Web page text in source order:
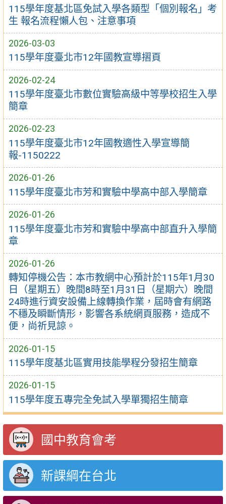
115學年度基北區免試入學各類型「個別報名」考
生 報名流程懶人包、注意事項
2026-03-03
115學年度臺北市12年國教宣導摺頁
2026-02-24
115學年度臺北市數位實驗高級中等學校招生入學
簡章
2026-02-23
115學年度臺北市12年國教適性入學宣導簡
報-1150222
2026-01-26
115學年度臺北市芳和實驗中學高中部入學簡章
2026-01-26
115學年度臺北市芳和實驗中學高中部直升入學簡
章
2026-01-26
轉知停機公告：本市教網中心預計於115年1月30
日（星期五）晚間8時至1月31日（星期六）晚間
24時進行資安設備上線轉換作業，屆時會有網路
不穩及瞬斷情形，影響各系統網頁服務，造成不
便，尚祈見諒。
2026-01-15
115學年度基北區實用技能學程分發招生簡章
2026-01-15
115學年度五專完全免試入學單獨招生簡章
國中教育會考
新課綱在台北